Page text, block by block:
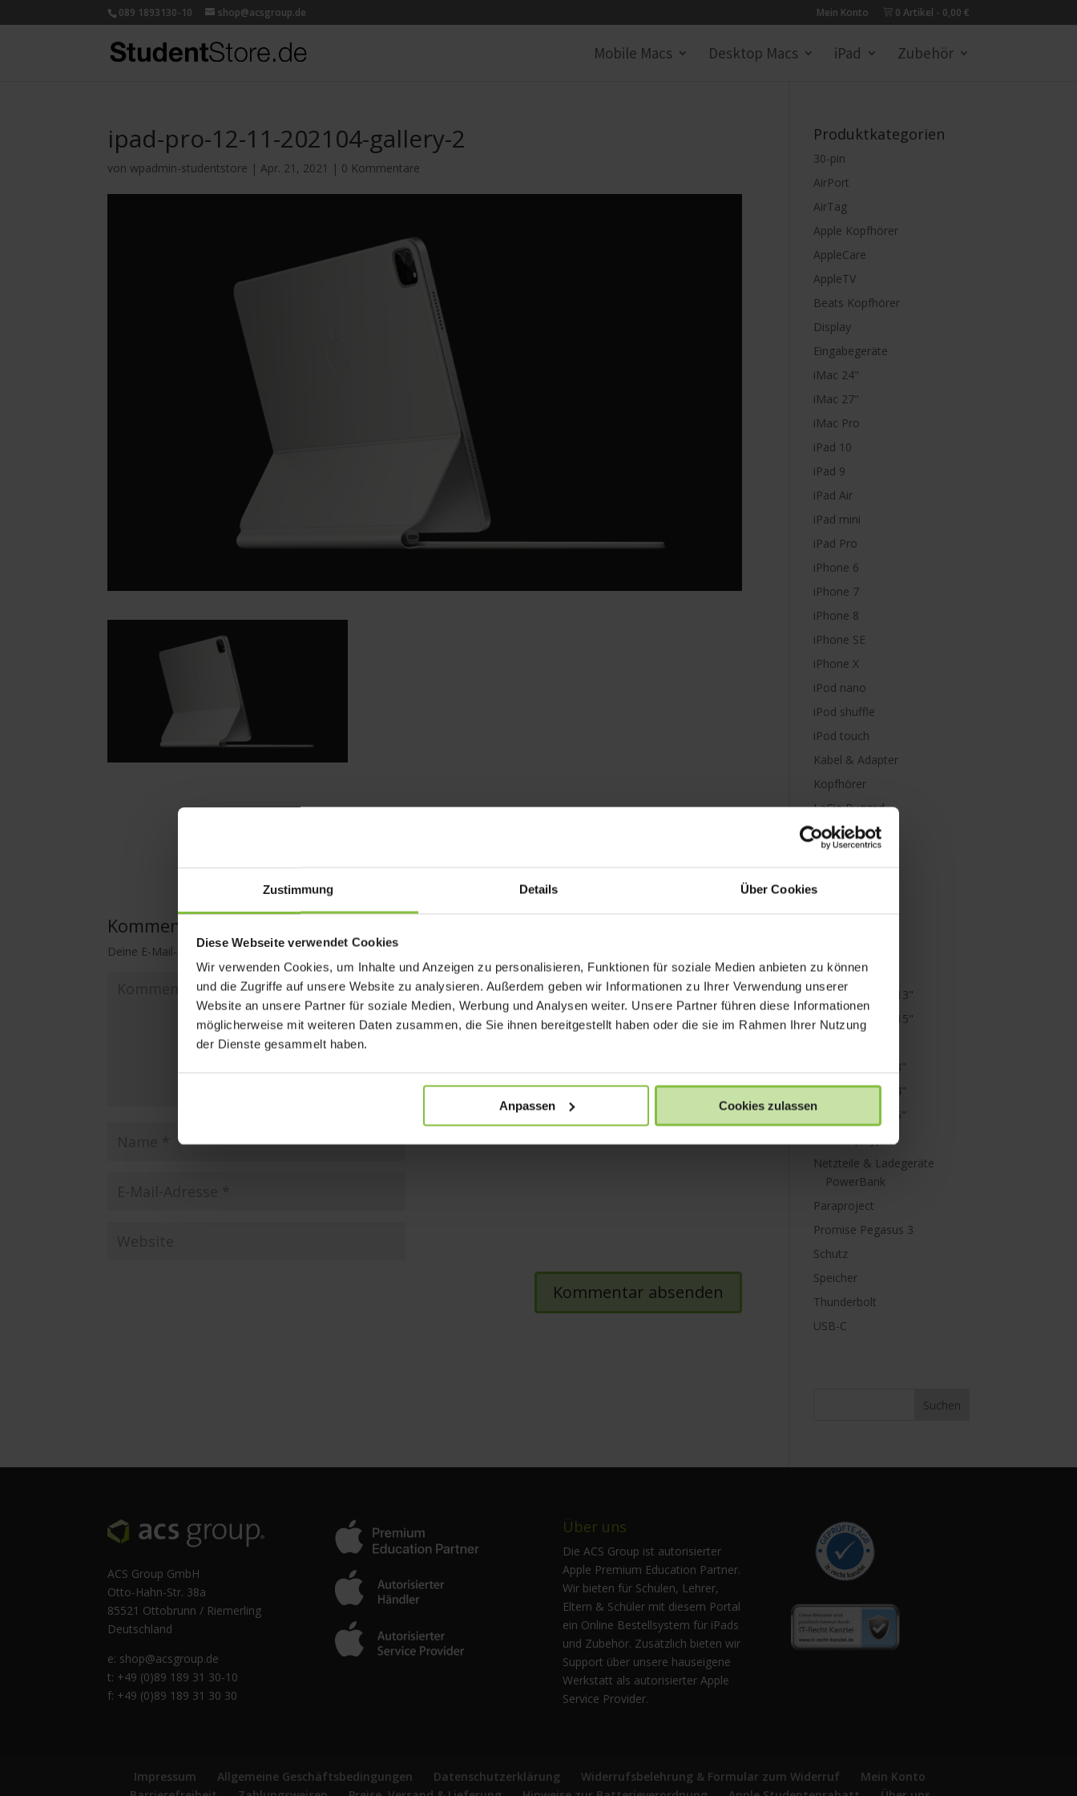
Zustimmung Details Über Cookies
Diese Webseite verwendet Cookies
Wir verwenden Cookies, um Inhalte und Anzeigen zu personalisieren, Funktionen für soziale Medien anbieten zu können
und die Zugriffe auf unsere Website zu analysieren. Außerdem geben wir Informationen zu Ihrer Verwendung unserer
Website an unsere Partner für soziale Medien, Werbung und Analysen weiter. Unsere Partner führen diese Informationen
möglicherweise mit weiteren Daten zusammen, die Sie ihnen bereitgestellt haben oder die sie im Rahmen Ihrer Nutzung
der Dienste gesammelt haben.
Anpassen Cookies zulassen
089 1893130-10 shop@acsgroup.de Mein Konto 0 Artikel 0,00 €
Mobile Macs Desktop Macs iPad Zubehör
ipad-pro-12-11-202104-gallery-2
vonwpadmin-studentstore |Apr. 21, 2021 | 0 Kommentare
Kommentar absenden
Deine E-Mail-Adresse wird nicht veröffentlicht. Erforderliche Felder sind mit
Produktkategorien
30-pin
AirPort
AirTag
Apple Kopfhörer
AppleCare
AppleTV
Beats Kopfhörer
Display
Eingabegeräte
iMac 24"
iMac 27"
iMac Pro
iPad 10
iPad 9
iPad Air
iPad mini
iPad Pro
iPhone 6
iPhone 7
iPhone 8
iPhone SE
iPhone X
iPod nano
iPod shuffle
iPod touch
Kabel & Adapter
Kopfhörer
LaCie Rugged
Lightning
M1
MacBook Air 13"
MacBook Air 15"
MacBook Pro 13"
MacBook Pro 14"
MacBook Pro 16"
Mini Displayport
Netzteile & Ladegeräte
PowerBank
Paraproject
Promise Pegasus 3
Schutz
Speicher
Thunderbolt
USB-C
ACS Group GmbH
Otto-Hahn-Str. 38a
85521 Ottobrunn / Riemerling
Deutschland
e: shop@acsgroup.de
t: +49 (0)89 189 31 30-10
f: +49 (0)89 189 31 30 30
Über uns
Die ACS Group ist autorisierter
Apple Premium Education Partner.
Wir bieten für Schulen, Lehrer,
Eltern & Schüler mit diesem Portal
ein Online Bestellsystem für iPads
und Zubehör. Zusätzlich bieten wir
Support über unsere hauseigene
Werkstatt als autorisierter Apple
Service Provider.
Impressum Allgemeine Geschäftsbedingungen Datenschutzerklärung Widerrufsbelehrung & Formular zum Widerruf
Mein Konto